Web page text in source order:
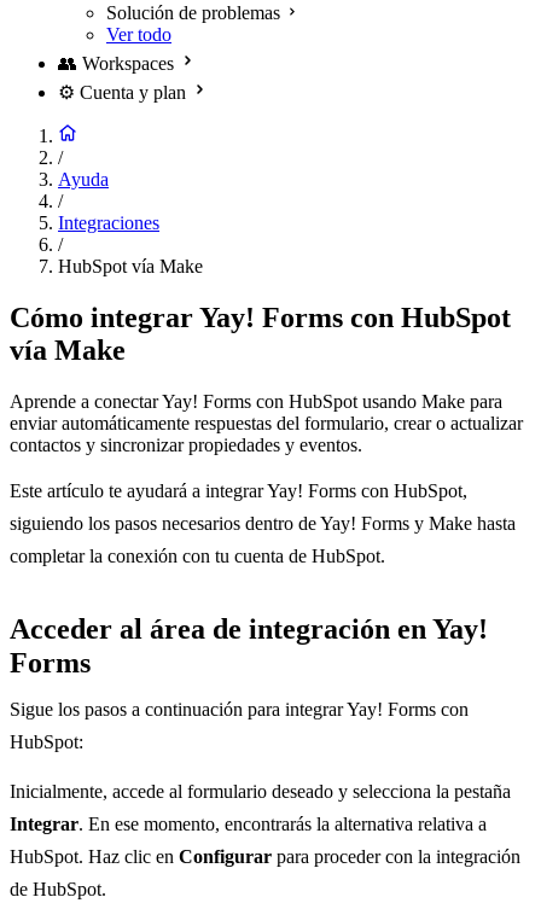
Solución de problemas
Ver todo
👥 Workspaces
⚙️ Cuenta y plan
/
Ayuda
/
Integraciones
/
HubSpot vía Make
Cómo integrar Yay! Forms con HubSpot
vía Make
Aprende a conectar Yay! Forms con HubSpot usando Make para
enviar automáticamente respuestas del formulario, crear o actualizar
contactos y sincronizar propiedades y eventos.
Este artículo te ayudará a integrar Yay! Forms con HubSpot,
siguiendo los pasos necesarios dentro de Yay! Forms y Make hasta
completar la conexión con tu cuenta de HubSpot.
Acceder al área de integración en Yay!
Forms
Sigue los pasos a continuación para integrar Yay! Forms con
HubSpot:
Inicialmente, accede al formulario deseado y selecciona la pestaña
Integrar. En ese momento, encontrarás la alternativa relativa a
HubSpot. Haz clic en Configurar para proceder con la integración
de HubSpot.